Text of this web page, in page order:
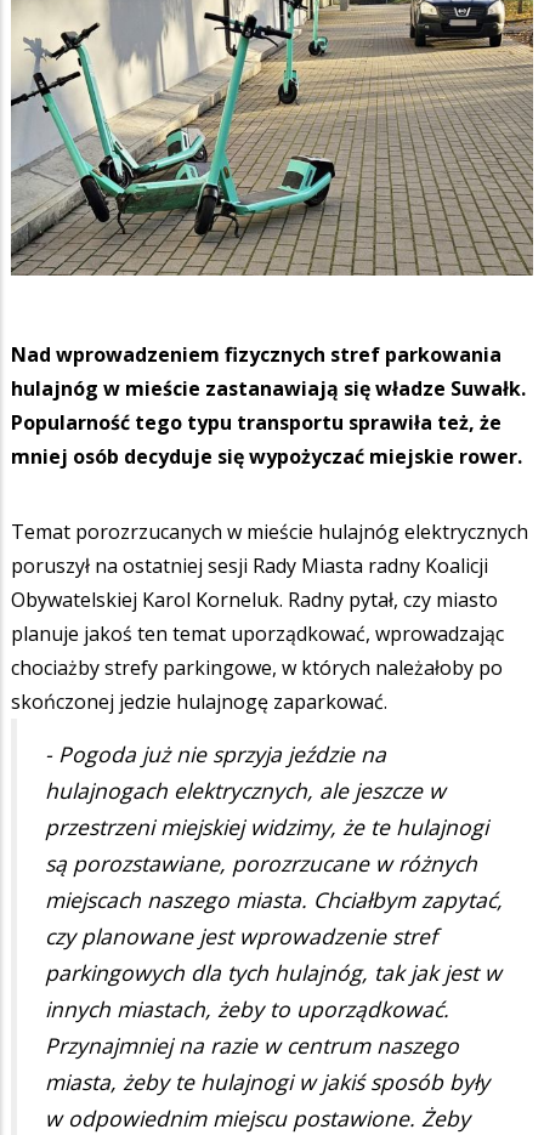
Nad wprowadzeniem fizycznych stref parkowania
hulajnóg w mieście zastanawiają się władze Suwałk.
Popularność tego typu transportu sprawiła też, że
mniej osób decyduje się wypożyczać miejskie rower.
Temat porozrzucanych w mieście hulajnóg elektrycznych
poruszył na ostatniej sesji Rady Miasta radny Koalicji
Obywatelskiej Karol Korneluk. Radny pytał, czy miasto
planuje jakoś ten temat uporządkować, wprowadzając
chociażby strefy parkingowe, w których należałoby po
skończonej jedzie hulajnogę zaparkować.
- Pogoda już nie sprzyja jeździe na
hulajnogach elektrycznych, ale jeszcze w
przestrzeni miejskiej widzimy, że te hulajnogi
są porozstawiane, porozrzucane w różnych
miejscach naszego miasta. Chciałbym zapytać,
czy planowane jest wprowadzenie stref
parkingowych dla tych hulajnóg, tak jak jest w
innych miastach, żeby to uporządkować.
Przynajmniej na razie w centrum naszego
miasta, żeby te hulajnogi w jakiś sposób były
w odpowiednim miejscu postawione. Żeby